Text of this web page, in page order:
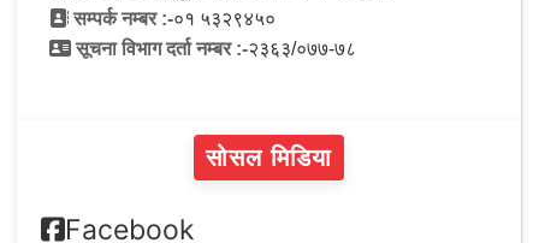
सम्पर्क नम्बर :-०१ ५३२९४५०
सूचना विभाग दर्ता नम्बर :-२३६३/०७७-७८
सोसल मिडिया
Facebook